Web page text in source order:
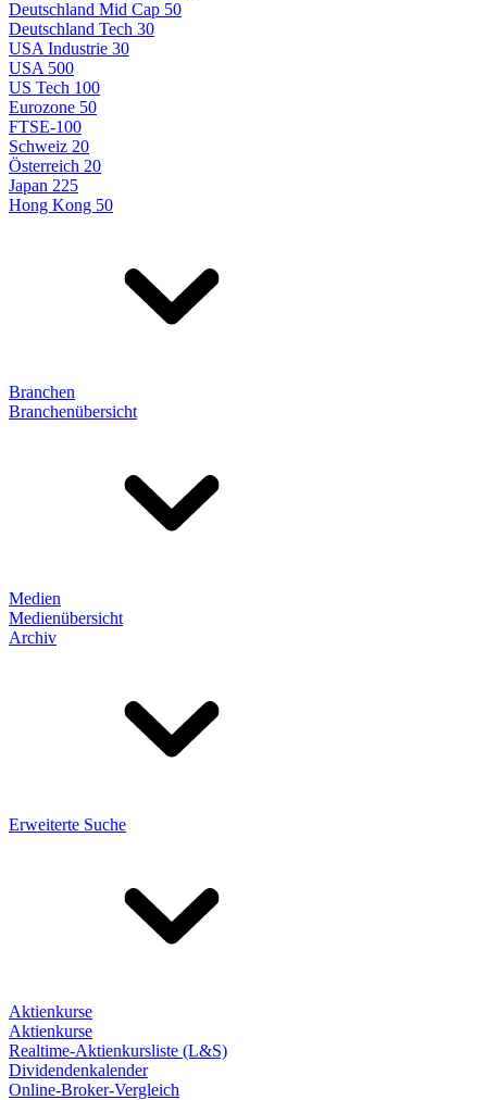
Deutschland Mid Cap 50
Deutschland Tech 30
USA Industrie 30
USA 500
US Tech 100
Eurozone 50
FTSE-100
Schweiz 20
Österreich 20
Japan 225
Hong Kong 50
Branchen
Branchenübersicht
Medien
Medienübersicht
Archiv
Erweiterte Suche
Aktienkurse
Aktienkurse
Realtime-Aktienkursliste (L&S)
Dividendenkalender
Online-Broker-Vergleich